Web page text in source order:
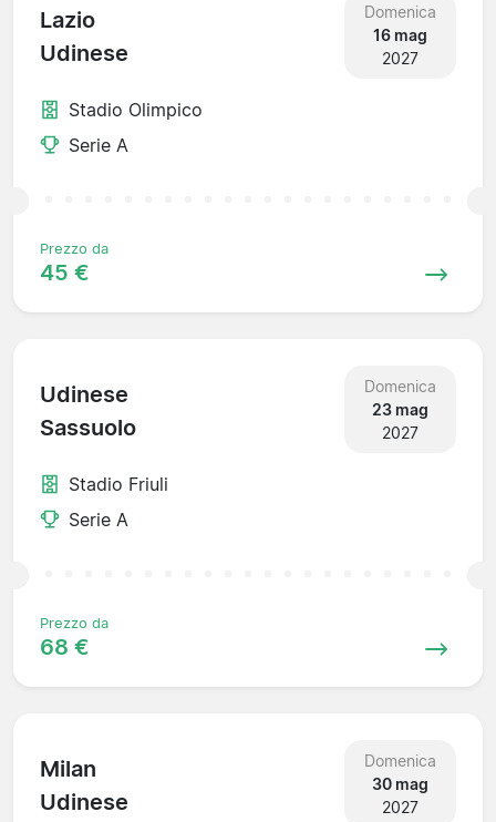
Lazio
Udinese
Domenica
16 mag
2027
Stadio Olimpico
Serie A
Prezzo da
45 €
Udinese
Sassuolo
Domenica
23 mag
2027
Stadio Friuli
Serie A
Prezzo da
68 €
Milan
Udinese
Domenica
30 mag
2027